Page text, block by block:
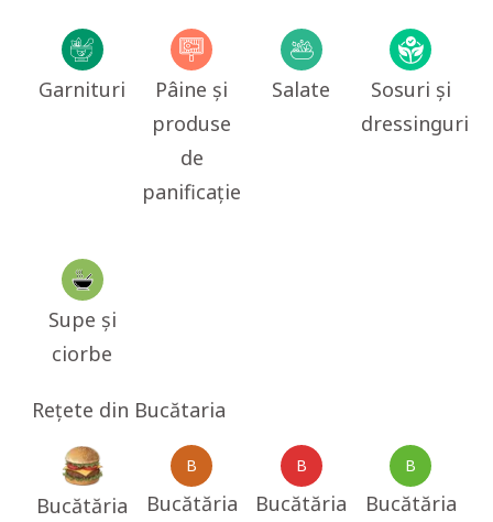
Garnituri
Pâine și
produse
de
panificație
Salate
Sosuri și
dressinguri
Supe și
ciorbe
Rețete din Bucătaria
Bucătăria
B
Bucătăria
B
Bucătăria
B
Bucătăria